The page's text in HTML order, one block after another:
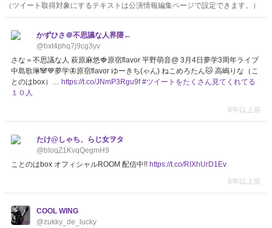
（ツイート取得対象にするテキストは公演情報編集ページで設定できます。）
かずひさ＠不思議な人界隈←
@bxt4phq7j9cg3yv
さな＝不思議な人 萩原麻悠🍓原宿flavor 平野萌音@ 3月4日夢学3周年ライブ
中島歌琳🐼💙夢学🦋原宿flavor ゆーきち(ゃん) ねこめろたん🐱 高嶋りな（こ
とのはbox）… https://t.co/JNmP3Rgu9f #ツイートをたくさん見てくれてる
１０人
8年以上前
たけ@しゃち、らじ女ヲタ
@bIoqZ1KvqQegmH9
ことのはbox オフィシャルROOM 配信中!! https://t.co/RIXhUrD1Ev
8年以上前
COOL WING
@zukky_de_lucky